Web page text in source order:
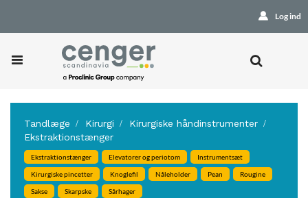
Log ind
Tandlæge Kirurgi
Kirurgiske håndinstrumenter
Ekstraktionstænger
Ekstraktionstænger Elevatorer og periotom Instrumentsæt
Kirurgiske pincetter Knoglefil Nåleholder Pean Rougine
Sakse Skarpske Sårhager